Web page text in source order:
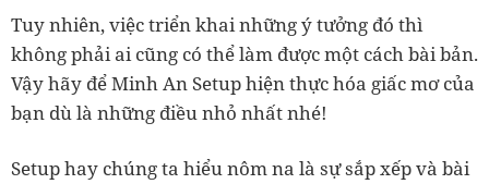
Tuy nhiên, việc triển khai những ý tưởng đó thì
không phải ai cũng có thể làm được một cách bài bản.
Vậy hãy để Minh An Setup hiện thực hóa giấc mơ của
bạn dù là những điều nhỏ nhất nhé!
Setup hay chúng ta hiểu nôm na là sự sắp xếp và bài